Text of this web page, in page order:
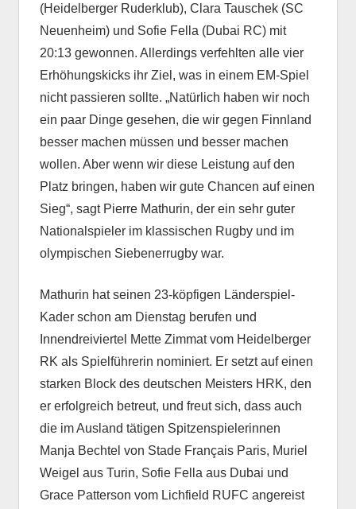
(Heidelberger Ruderklub), Clara Tauschek (SC
Neuenheim) und Sofie Fella (Dubai RC) mit
20:13 gewonnen. Allerdings verfehlten alle vier
Erhöhungskicks ihr Ziel, was in einem EM-Spiel
nicht passieren sollte. „Natürlich haben wir noch
ein paar Dinge gesehen, die wir gegen Finnland
besser machen müssen und besser machen
wollen. Aber wenn wir diese Leistung auf den
Platz bringen, haben wir gute Chancen auf einen
Sieg“, sagt Pierre Mathurin, der ein sehr guter
Nationalspieler im klassischen Rugby und im
olympischen Siebenerrugby war.
Mathurin hat seinen 23-köpfigen Länderspiel-
Kader schon am Dienstag berufen und
Innendreiviertel Mette Zimmat vom Heidelberger
RK als Spielführerin nominiert. Er setzt auf einen
starken Block des deutschen Meisters HRK, den
er erfolgreich betreut, und freut sich, dass auch
die im Ausland tätigen Spitzenspielerinnen
Manja Bechtel von Stade Français Paris, Muriel
Weigel aus Turin, Sofie Fella aus Dubai und
Grace Patterson vom Lichfield RUFC angereist